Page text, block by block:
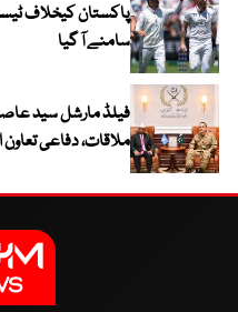
سامنے آ گیا
فیلڈ مارشل سید
ملاقات، دفاعی تعاون